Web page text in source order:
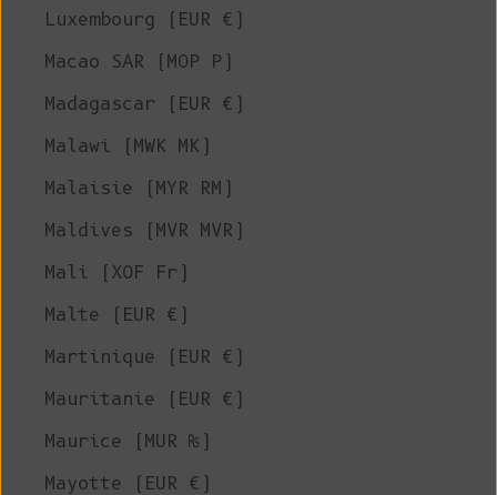
Luxembourg (EUR €)
Macao SAR (MOP P)
Madagascar (EUR €)
Malawi (MWK MK)
Malaisie (MYR RM)
Maldives (MVR MVR)
Mali (XOF Fr)
Malte (EUR €)
Martinique (EUR €)
Mauritanie (EUR €)
Maurice (MUR ₨)
Mayotte (EUR €)